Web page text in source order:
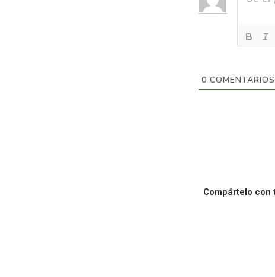
0 COMENTARIOS
Compártelo con